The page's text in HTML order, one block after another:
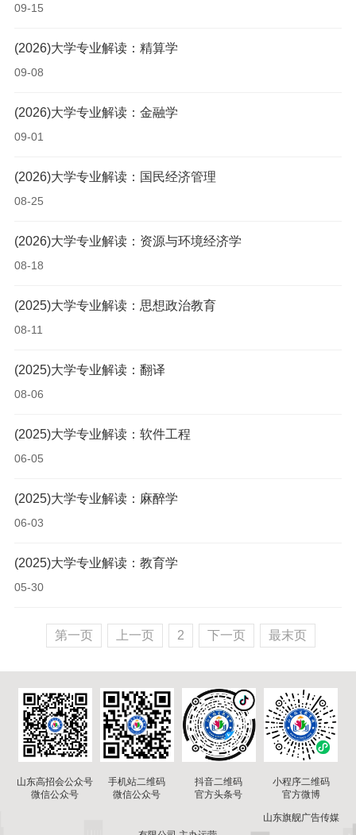
09-15
(2026)大学专业解读：精算学
09-08
(2026)大学专业解读：金融学
09-01
(2026)大学专业解读：国民经济管理
08-25
(2026)大学专业解读：资源与环境经济学
08-18
(2025)大学专业解读：思想政治教育
08-11
(2025)大学专业解读：翻译
08-06
(2025)大学专业解读：软件工程
06-05
(2025)大学专业解读：麻醉学
06-03
(2025)大学专业解读：教育学
05-30
第一页 上一页 2 下一页 最末页
山东高招会公众号
微信公众号
手机站二维码
微信公众号
抖音二维码
官方头条号
小程序二维码
官方微博
山东旗舰广告传媒